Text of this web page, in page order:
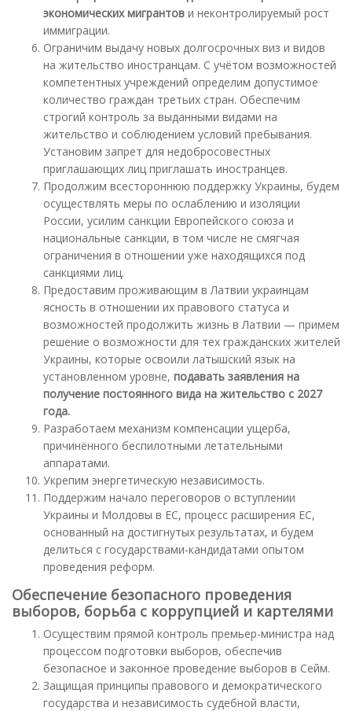
экономических мигрантов и неконтролируемый рост
иммиграции.
Ограничим выдачу новых долгосрочных виз и видов
на жительство иностранцам. С учётом возможностей
компетентных учреждений определим допустимое
количество граждан третьих стран. Обеспечим
строгий контроль за выданными видами на
жительство и соблюдением условий пребывания.
Установим запрет для недобросовестных
приглашающих лиц приглашать иностранцев.
Продолжим всестороннюю поддержку Украины, будем
осуществлять меры по ослаблению и изоляции
России, усилим санкции Европейского союза и
национальные санкции, в том числе не смягчая
ограничения в отношении уже находящихся под
санкциями лиц.
Предоставим проживающим в Латвии украинцам
ясность в отношении их правового статуса и
возможностей продолжить жизнь в Латвии — примем
решение о возможности для тех гражданских жителей
Украины, которые освоили латышский язык на
установленном уровне, подавать заявления на
получение постоянного вида на жительство с 2027
года.
Разработаем механизм компенсации ущерба,
причинённого беспилотными летательными
аппаратами.
Укрепим энергетическую независимость.
Поддержим начало переговоров о вступлении
Украины и Молдовы в ЕС, процесс расширения ЕС,
основанный на достигнутых результатах, и будем
делиться с государствами-кандидатами опытом
проведения реформ.
Обеспечение безопасного проведения
выборов, борьба с коррупцией и картелями
Осуществим прямой контроль премьер-министра над
процессом подготовки выборов, обеспечив
безопасное и законное проведение выборов в Сейм.
Защищая принципы правового и демократического
государства и независимость судебной власти,